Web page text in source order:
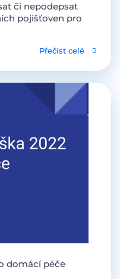
či nepodepsat
pojišťoven pro
Přečíst celé
domácí péče